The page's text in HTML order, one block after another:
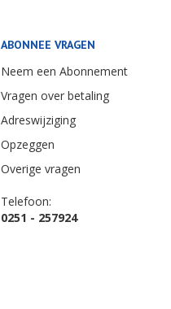
ABONNEE VRAGEN
Neem een Abonnement
Vragen over betaling
Adreswijziging
Opzeggen
Overige vragen
Telefoon:
0251 - 257924